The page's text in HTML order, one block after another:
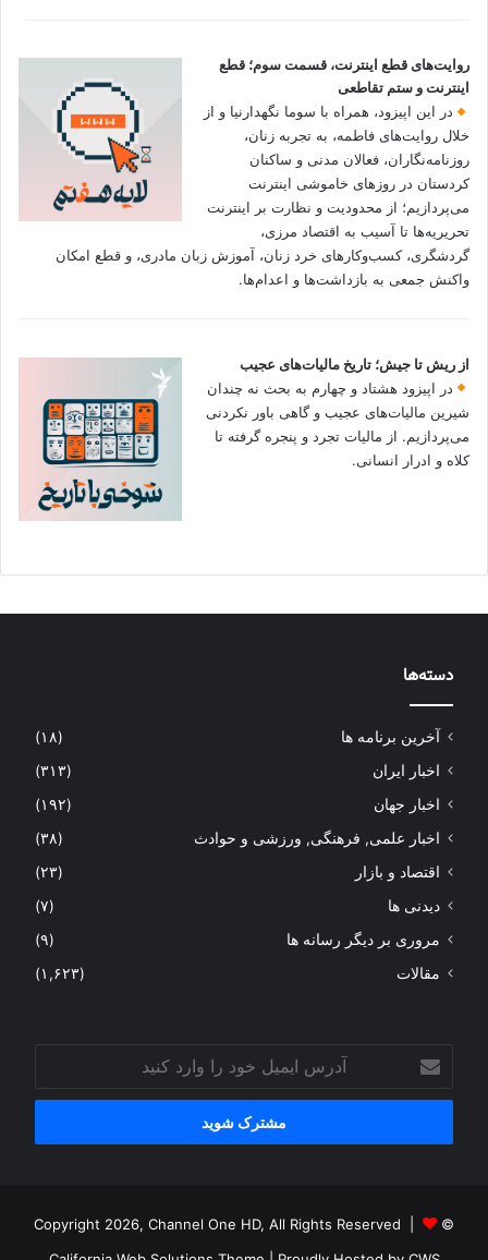
روایت‌های قطع اینترنت، قسمت سوم؛ قطع
اینترنت و ستم تقاطعی
در این اپیزود، همراه با سوما نگهدارنیا و از
خلال روایت‌های فاطمه، به تجربه زنان،
روزنامه‌نگاران، فعالان مدنی و ساکنان
کردستان در روزهای خاموشی اینترنت
می‌پردازیم؛ از محدودیت و نظارت بر اینترنت
تحریریه‌ها تا آسیب به اقتصاد مرزی،
گردشگری، کسب‌وکارهای خرد زنان، آموزش زبان مادری، و قطع امکان
واکنش جمعی به بازداشت‌ها و اعدام‌ها.
از ریش تا جیش؛ تاریخ مالیات‌های عجیب
در اپیزود هشتاد و چهارم به بحث نه چندان
شیرین مالیات‌های عجیب و گاهی باور نکردنی‌
می‌پردازیم. از مالیات تجرد و پنجره گرفته تا
کلاه و ادرار انسانی.
دسته‌ها
آخرین برنامه ها
(۱۸)
اخبار ایران
(۳۱۳)
اخبار جهان
(۱۹۲)
اخبار علمی, فرهنگی, ورزشی و حوادث
(۳۸)
اقتصاد و بازار
(۲۳)
دیدنی ها
(۷)
مروری بر دیگر رسانه ها
(۹)
مقالات
(۱,۶۲۳)
آدرس
ایمیل
خود
وارد
© Copyright 2026, Channel One HD, All Rights Reserved |